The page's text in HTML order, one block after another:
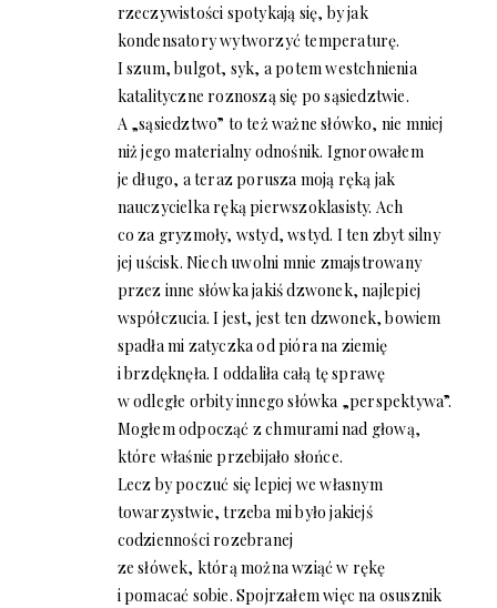
rzeczywistości spotykają się, by jak
kondensatory wytworzyć temperaturę.
I szum, bulgot, syk, a potem westchnienia
katalityczne roznoszą się po sąsiedztwie.
A „sąsiedztwo” to też ważne słówko, nie mniej
niż jego materialny odnośnik. Ignorowałem
je długo, a teraz porusza moją ręką jak
nauczycielka ręką pierwszoklasisty. Ach
co za gryzmoły, wstyd, wstyd. I ten zbyt silny
jej uścisk. Niech uwolni mnie zmajstrowany
przez inne słówka jakiś dzwonek, najlepiej
współczucia. I jest, jest ten dzwonek, bowiem
spadła mi zatyczka od pióra na ziemię
i brzdęknęła. I oddaliła całą tę sprawę
w odległe orbity innego słówka „perspektywa”.
Mogłem odpocząć z chmurami nad głową,
które właśnie przebijało słońce.
Lecz by poczuć się lepiej we własnym
towarzystwie, trzeba mi było jakiejś
codzienności rozebranej
ze słówek, którą można wziąć w rękę
i pomacać sobie. Spojrzałem więc na osusznik